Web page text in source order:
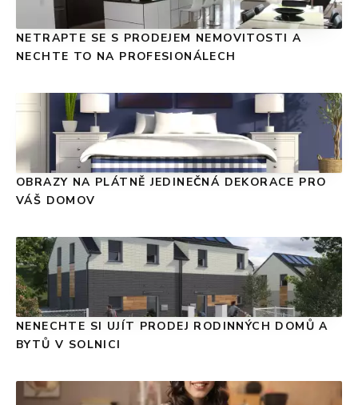
NETRAPTE SE S PRODEJEM NEMOVITOSTI A
NECHTE TO NA PROFESIONÁLECH
OBRAZY NA PLÁTNĚ JEDINEČNÁ DEKORACE PRO
VÁŠ DOMOV
NENECHTE SI UJÍT PRODEJ RODINNÝCH DOMŮ A
BYTŮ V SOLNICI